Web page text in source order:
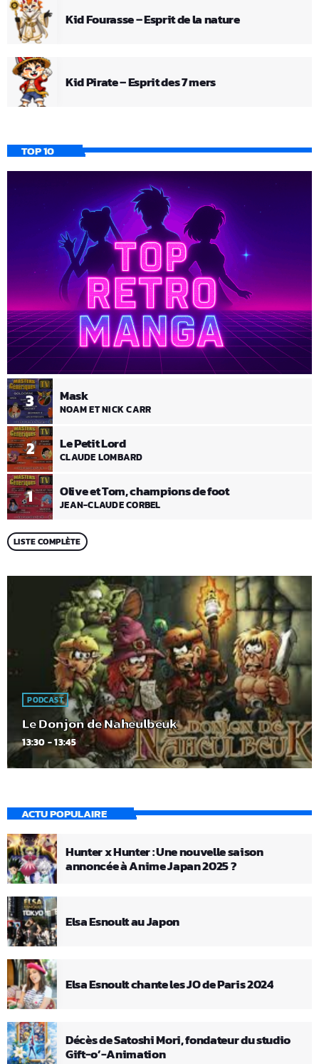
Kid Fourasse – Esprit de la nature
Kid Pirate – Esprit des 7 mers
TOP 10
1 Olive et Tom, champions de foot
JEAN-CLAUDE CORBEL
2 Le Petit Lord
CLAUDE LOMBARD
3 Mask
NOAM ET NICK CARR
LISTE COMPLÈTE
PODCAST
Le Donjon de Naheulbeuk
13:30 - 13:45
ACTU POPULAIRE
Hunter x Hunter : Une nouvelle saison
annoncée à Anime Japan 2025 ?
Elsa Esnoult au Japon
Elsa Esnoult chante les JO de Paris 2024
Décès de Satoshi Mori, fondateur du studio
Gift-o’-Animation